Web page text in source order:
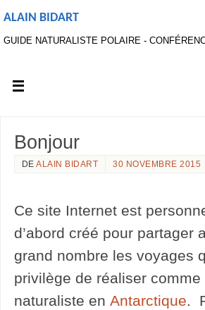
ALAIN BIDART
GUIDE NATURALISTE POLAIRE -
Bonjour
DEALAIN BIDART 30 NOVEMBRE 2015
Ce site Internet est
d’abord créé pour partager
grand nombre les voyages
privilège de réaliser comme
naturaliste en Antarctique.